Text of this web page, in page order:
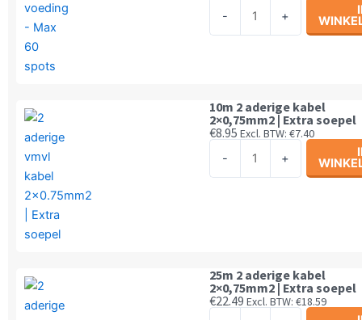
-
spots
aantal
+
10m 2 aderige kabel
2×0,75mm2 | Extra soepel
€8.95 Excl. BTW: €7.40
-
soepel
aantal
+
25m 2 aderige kabel
2×0,75mm2 | Extra soepel
€22.49 Excl. BTW: €18.59